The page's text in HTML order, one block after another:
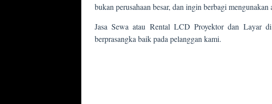
bukan perusahaan besar, dan ingin berbagi mengunakan
Jasa Sewa atau Rental LCD Proyektor dan Layar
berprasangka baik pada pelanggan kami.